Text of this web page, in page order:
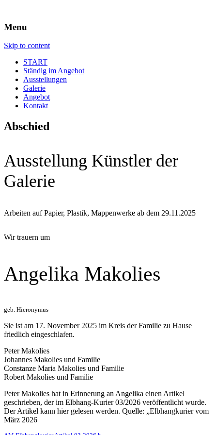
Menu
Skip to content
START
Ständig im Angebot
Ausstellungen
Galerie
Angebot
Kontakt
Abschied
Ausstellung Künstler der
Galerie
Arbeiten auf Papier, Plastik, Mappenwerke ab dem 29.11.2025
Wir trauern um
Angelika Makolies
geb. Hieronymus
Sie ist am 17. November 2025 im Kreis der Familie zu Hause
friedlich eingeschlafen.
Peter Makolies
Johannes Makolies und Familie
Constanze Maria Makolies und Familie
Robert Makolies und Familie
Peter Makolies hat in Erinnerung an Angelika einen Artikel
geschrieben, der im Elbhang-Kurier 03/2026 veröffentlicht wurde.
Der Artikel kann hier gelesen werden. Quelle: „Elbhangkurier vom
März 2026